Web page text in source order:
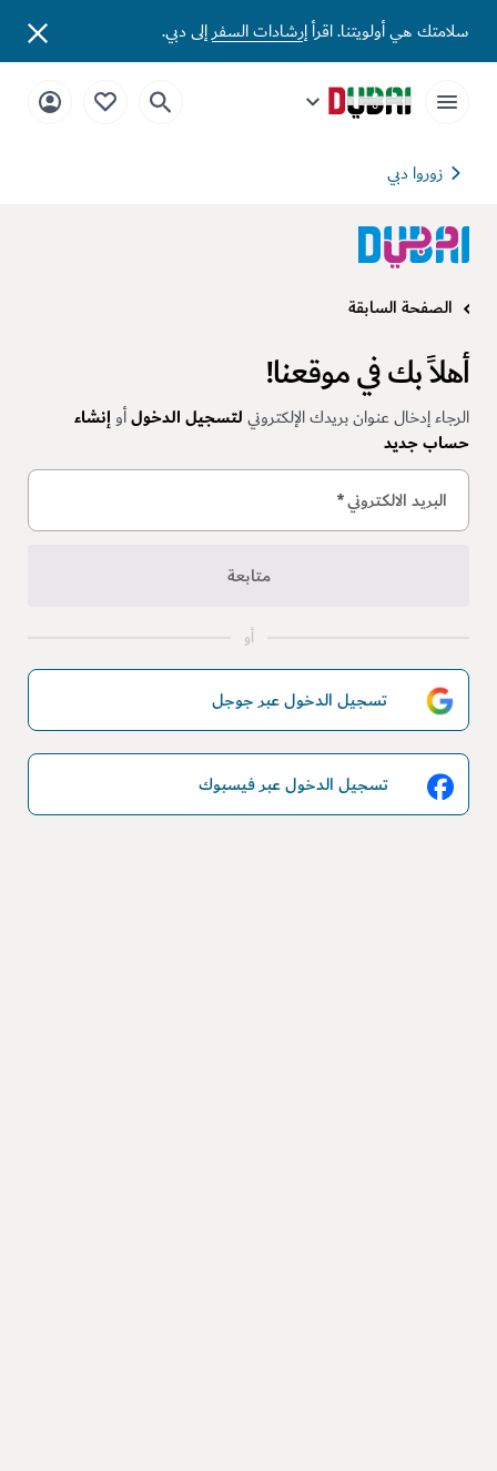
سلامتك هي أولويتنا. اقرأإرشادات السفرإلى دبي.
زوروا دبي
الصفحة السابقة
أهلاً بك في موقعنا!
الرجاء إدخال عنوان بريدك الإلكترونيلتسجيل الدخولأوإنشاء
حساب جديد
البريد الالكتروني*
متابعة
أو
تسجيل الدخول عبر جوجل
تسجيل الدخول عبر فيسبوك